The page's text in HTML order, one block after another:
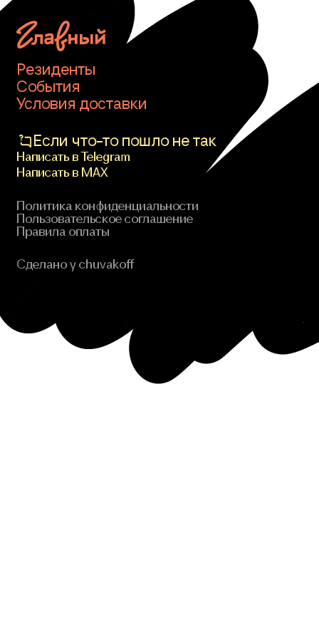
Резиденты
События
Условия доставки
Если что-то пошло не так
Написать в Telegram
Написать в MAX
Политика конфиденциальности
Пользовательское соглашение
Правила оплаты
Сделано у chuvakoff